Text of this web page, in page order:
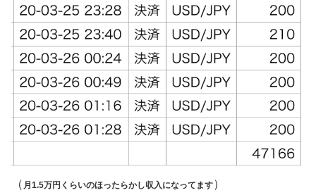
（ 月1.5万円くらいのほったらかし収入になってます）